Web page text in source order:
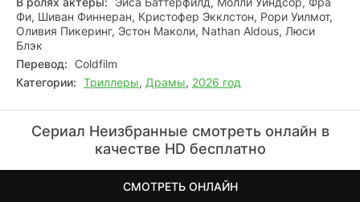
Фи, Шиван Финнеран, Кристофер Экклстон, Рори Уилмот,
Оливия Пикеринг, Эстон Маколи, Nathan Aldous, Люси
Блэк
Перевод: Coldfilm
Категории: Триллеры, Драмы, 2026 год
Сериал Неизбранные смотреть онлайн в
качестве HD бесплатно
СМОТРЕТЬ ОНЛАЙН